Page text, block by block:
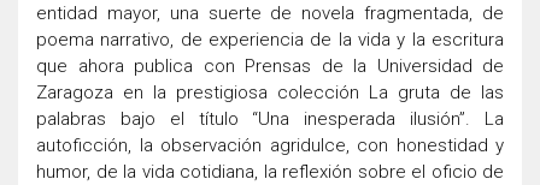
entidad mayor, una suerte de novela fragmentada, de
poema narrativo, de experiencia de la vida y la escritura
que ahora publica con Prensas de la Universidad de
Zaragoza en la prestigiosa colección La gruta de las
palabras bajo el título “Una inesperada ilusión”. La
autoficción, la observación agridulce, con honestidad y
humor, de la vida cotidiana, la reflexión sobre el oficio de